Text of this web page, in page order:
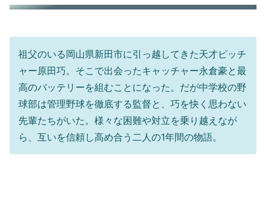
祖父のいる岡山県新田市に引っ越してきた天才ピッチ
ャー原田巧。そこで出会ったキャッチャー永倉豪と最
高のバッテリーを組むことになった。だが中学校の野
球部は管理野球を徹底する監督と、巧を快く思わない
先輩たちがいた。様々な困難や対立を乗り越えなが
ら、互いを信頼し高め合う二人の1年間の物語。